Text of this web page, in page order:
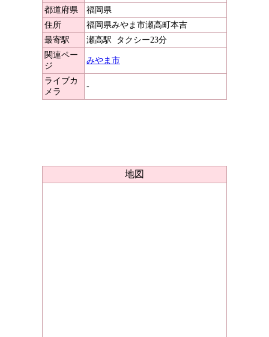
都道府県
福岡県
住所
福岡県みやま市瀬高町本吉
最寄駅
瀬高駅 タクシー23分
関連ペー
ジ
みやま市
ライブカ
メラ
-
地図